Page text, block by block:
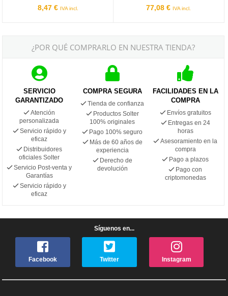
8,47 € IVA incl. 77,08 € IVA incl.
¿POR QUÉ COMPRARLO EN NUESTRA TIENDA?
SERVICIO
GARANTIZADO
Atención
personalizada
Servicio rápido y
eficaz
Distribuidores
oficiales Solter
Servicio Post-venta y
Garantías
Servicio rápido y
eficaz
COMPRA SEGURA
Tienda de confianza
Productos Solter
100% originales
Pago 100% seguro
Más de 60 años de
experiencia
Derecho de
devolución
FACILIDADES EN LA
COMPRA
Envíos gratuitos
Entregas en 24
horas
Asesoramiento en la
compra
Pago a plazos
Pago con
criptomonedas
Síguenos en...
Facebook Twitter Instagram